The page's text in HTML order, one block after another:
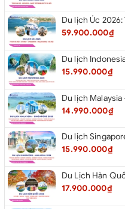
59.900.000₫
15.990.000₫
14.990.000₫
15.990.000₫
17.900.000₫